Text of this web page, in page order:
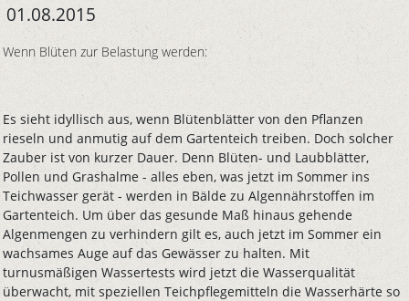
01.08.2015
Wenn Blüten zur Belastung werden:
Es sieht idyllisch aus, wenn Blütenblätter von den Pflanzen
rieseln und anmutig auf dem Gartenteich treiben. Doch solcher
Zauber ist von kurzer Dauer. Denn Blüten- und Laubblätter,
Pollen und Grashalme - alles eben, was jetzt im Sommer ins
Teichwasser gerät - werden in Bälde zu Algennährstoffen im
Gartenteich. Um über das gesunde Maß hinaus gehende
Algenmengen zu verhindern gilt es, auch jetzt im Sommer ein
wachsames Auge auf das Gewässer zu halten. Mit
turnusmäßigen Wassertests wird jetzt die Wasserqualität
überwacht, mit speziellen Teichpflegemitteln die Wasserhärte so